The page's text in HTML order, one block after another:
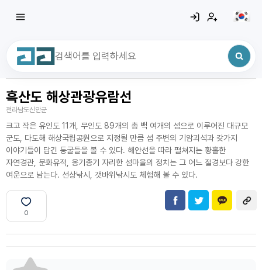
최근 검색어
흑산도 해상관광유람선
전라남도신안군
크고 작은 유인도 11개, 무인도 89개의 총 백 여개의 섬으로 이루어진 대규모
군도, 다도해 해상국립공원으로 지정될 만큼 섬 주변의 기암괴석과 갖가지
이야기들이 담긴 둥굴들을 볼 수 있다. 해안선을 따라 펼쳐지는 황홀한
자연경관, 문화유적, 옹기종기 자리한 섬마을의 정치는 그 어느 절경보다 강한
여운으로 남는다. 선상낚시, 갯바위낚시도 체험해 볼 수 있다.
0